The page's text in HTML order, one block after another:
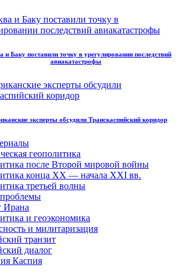
и Баку поставили точку в урегулировании последствий
авиакатастрофы
эксперты обсудили Транскаспийский коридор
геополитика
после Второй мировой войны
конца XX — начала XXI вв.
третьей волны
Ирана
и геоэкономика
и милитаризация
транзит
диалог
Каспия